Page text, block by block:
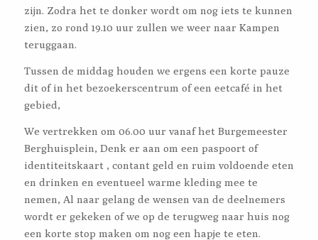
zijn. Zodra het te donker wordt om nog iets te kunnen
zien, zo rond 19.10 uur zullen we weer naar Kampen
teruggaan.
Tussen de middag houden we ergens een korte pauze
dit of in het bezoekerscentrum of een eetcafé in het
gebied,
We vertrekken om 06.00 uur vanaf het Burgemeester
Berghuisplein, Denk er aan om een paspoort of
identiteitskaart , contant geld en ruim voldoende eten
en drinken en eventueel warme kleding mee te
nemen, Al naar gelang de wensen van de deelnemers
wordt er gekeken of we op de terugweg naar huis nog
een korte stop maken om nog een hapje te eten.